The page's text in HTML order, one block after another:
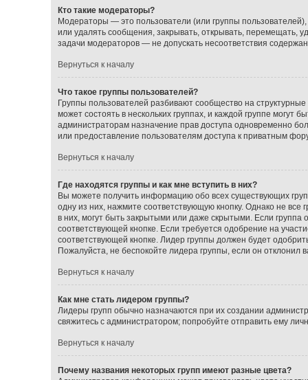
Кто такие модераторы?
Модераторы — это пользователи (или группы
или удалять сообщения, закрывать, открывать, перемещать,
задачи модераторов — не допускать несоответствия
Вернуться к началу
Что такое группы пользователей?
Группы пользователей разбивают сообщество на
может состоять в нескольких группах, и каждой группе могут
администраторам назначение прав доступа одновременно
или предоставление пользователям доступа к приватным
Вернуться к началу
Где находятся группы и как мне вступить в них?
Вы можете получить информацию обо всех существующих
одну из них, нажмите соответствующую кнопку. Однако не
в них, могут быть закрытыми или даже скрытыми. Если
соответствующей кнопке. Если требуется одобрение на
соответствующей кнопке. Лидер группы должен будет
Пожалуйста, не беспокойте лидера группы, если он отклонил
Вернуться к началу
Как мне стать лидером группы?
Лидеры групп обычно назначаются при их создании
свяжитесь с администратором; попробуйте отправить ему
Вернуться к началу
Почему названия некоторых групп имеют разные цвета?